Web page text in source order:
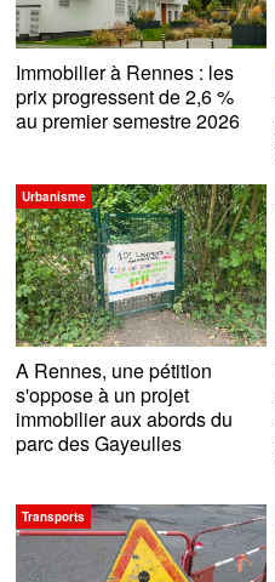
Immobilier à Rennes : les
prix progressent de 2,6 %
au premier semestre 2026
Urbanisme
A Rennes, une pétition
s'oppose à un projet
immobilier aux abords du
parc des Gayeulles
Transports